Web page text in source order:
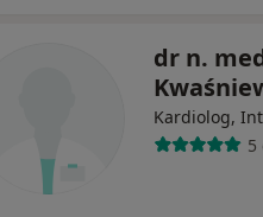
dr n.
Kardiolog,
5